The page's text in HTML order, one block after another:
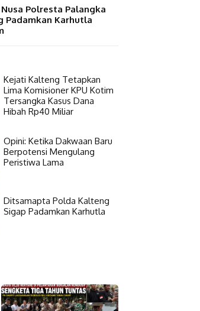
Polresta Palangka
Padamkan Karhutla
Kejati Kalteng Tetapkan
Lima Komisioner KPU Kotim
Tersangka Kasus Dana
Hibah Rp40 Miliar
Opini: Ketika Dakwaan Baru
Berpotensi Mengulang
Peristiwa Lama
Ditsamapta Polda Kalteng
Sigap Padamkan Karhutla